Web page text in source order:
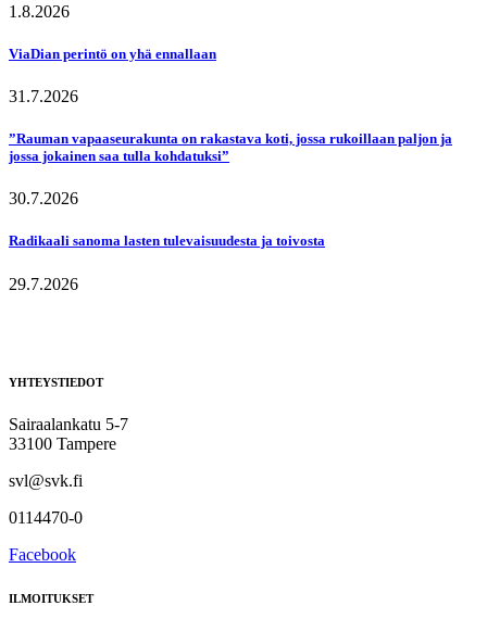
1.8.2026
ViaDian perintö on yhä ennallaan
31.7.2026
”Rauman vapaaseurakunta on rakastava koti, jossa rukoillaan paljon ja
jossa jokainen saa tulla kohdatuksi”
30.7.2026
Radikaali sanoma lasten tulevaisuudesta ja toivosta
29.7.2026
YHTEYSTIEDOT
Sairaalankatu 5-7
33100 Tampere
svl@svk.fi
0114470-0
Facebook
ILMOITUKSET